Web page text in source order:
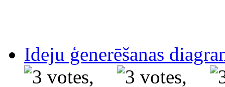
Ideju ģenerēšanas